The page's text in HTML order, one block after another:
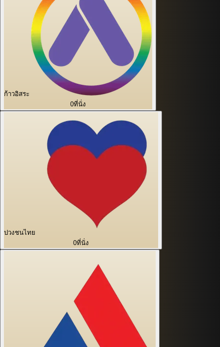
ก้าวอิสระ
0ที่นั่ง
ปวงชนไทย
0ที่นั่ง